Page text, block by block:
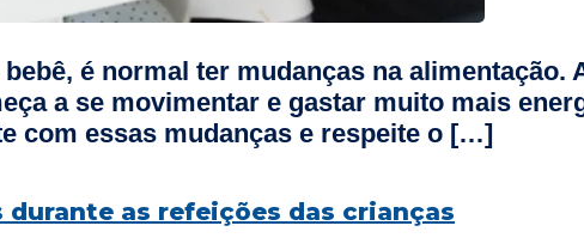
é normal ter mudanças na
a se movimentar e gastar muito mais
com essas mudanças e respeite o […]
as refeições das crianças